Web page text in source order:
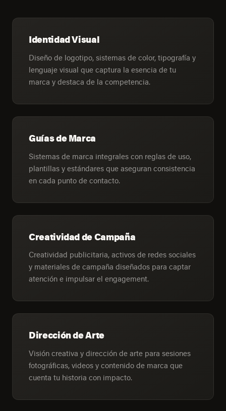
Identidad Visual
Diseño de logotipo, sistemas de color, tipografía y
lenguaje visual que captura la esencia de tu
marca y destaca de la competencia.
Guías de Marca
Sistemas de marca integrales con reglas de uso,
plantillas y estándares que aseguran consistencia
en cada punto de contacto.
Creatividad de Campaña
Creatividad publicitaria, activos de redes sociales
y materiales de campaña diseñados para captar
atención e impulsar el engagement.
Dirección de Arte
Visión creativa y dirección de arte para sesiones
fotográficas, videos y contenido de marca que
cuenta tu historia con impacto.